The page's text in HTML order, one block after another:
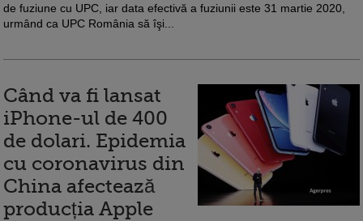
de fuziune cu UPC, iar data efectivă a fuziunii este 31 martie 2020,
urmând ca UPC România să îşi...
Când va fi lansat
iPhone-ul de 400
de dolari. Epidemia
cu coronavirus din
China afectează
producția Apple